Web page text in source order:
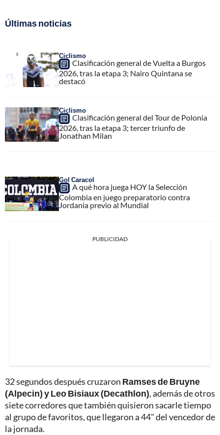
Últimas noticias
Ciclismo
Clasificación general de Vuelta a Burgos
2026, tras la etapa 3; Nairo Quintana se
destacó
Ciclismo
Clasificación general del Tour de Polonia
2026, tras la etapa 3; tercer triunfo de
Jonathan Milan
Gol Caracol
A qué hora juega HOY la Selección
Colombia en juego preparatorio contra
Jordania previo al Mundial
PUBLICIDAD
32 segundos después cruzaron Ramses de Bruyne
(Alpecin) y Leo Bisiaux (Decathlon), además de otros
siete corredores que también quisieron sacarle tiempo
al grupo de favoritos, que llegaron a 44" del vencedor de
la jornada.